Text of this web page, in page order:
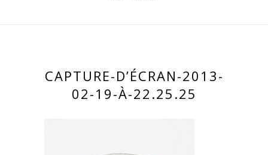
CAPTURE-D’ÉCRAN-2013-
02-19-À-22.25.25